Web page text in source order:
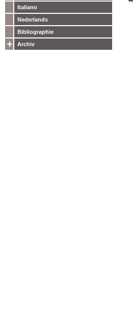
Italiano
Nederlands
Bibliographie
Archiv